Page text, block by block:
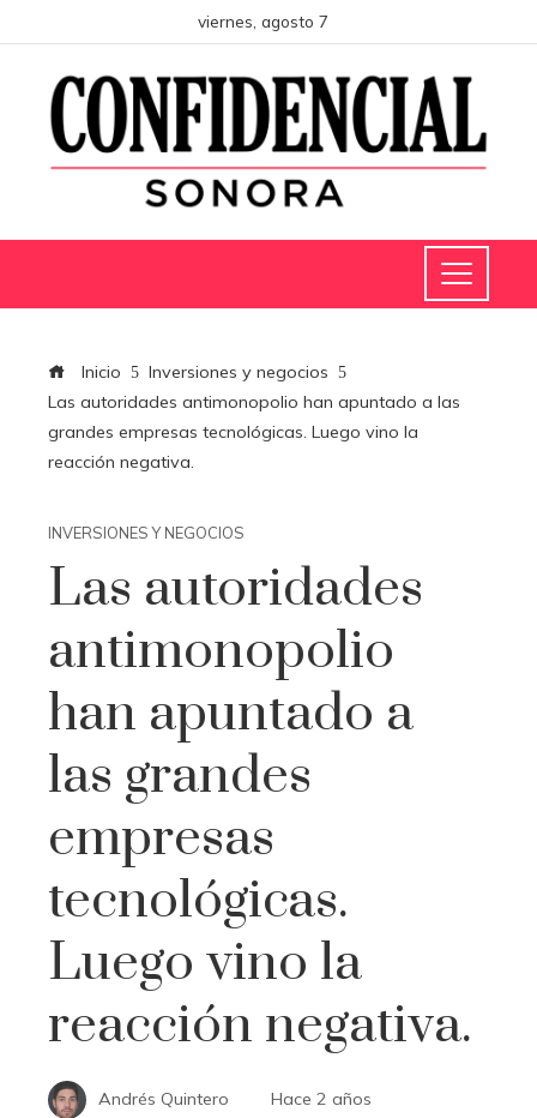
viernes, agosto 7
Inicio
Inversiones y negocios
Las autoridades antimonopolio han apuntado a las
grandes empresas tecnológicas. Luego vino la
reacción negativa.
INVERSIONES Y NEGOCIOS
Las autoridades
antimonopolio
han apuntado a
las grandes
empresas
tecnológicas.
Luego vino la
reacción negativa.
Andrés Quintero Hace 2 años